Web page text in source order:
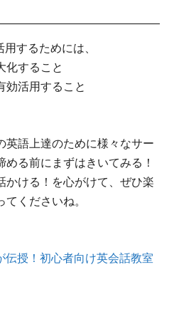
するためには、
化すること
効活用すること
英語上達のために様々なサー
る前にまずはきいてみる！
かける！を心がけて、ぜひ楽
くださいね。
伝授！初心者向け英会話教室